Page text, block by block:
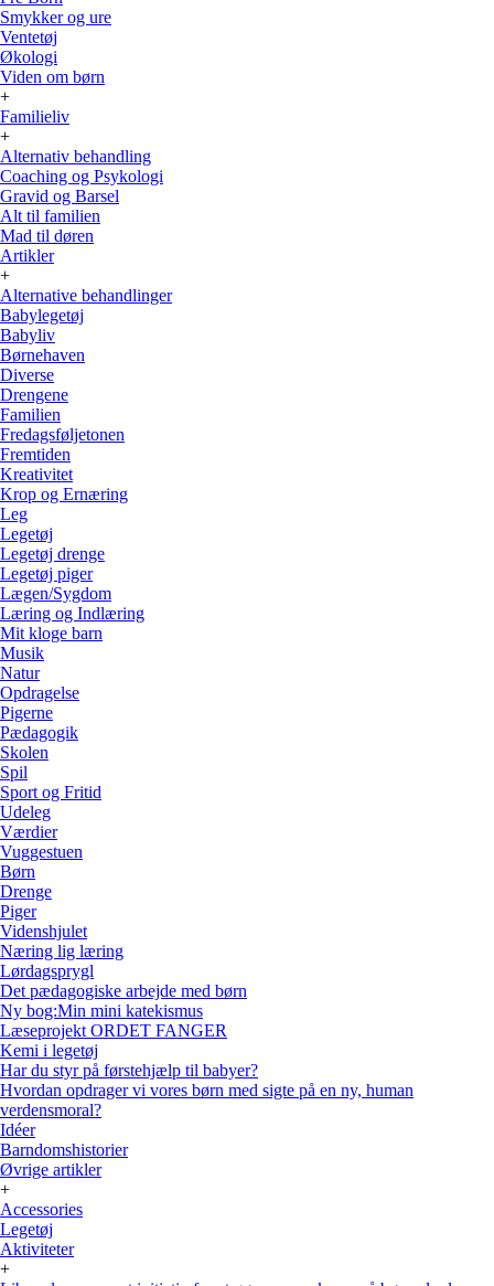
Smykker og ure
Ventetøj
Økologi
Viden om børn
+
Familieliv
+
Alternativ behandling
Coaching og Psykologi
Gravid og Barsel
Alt til familien
Mad til døren
Artikler
+
Alternative behandlinger
Babylegetøj
Babyliv
Børnehaven
Diverse
Drengene
Familien
Fredagsføljetonen
Fremtiden
Kreativitet
Krop og Ernæring
Leg
Legetøj
Legetøj drenge
Legetøj piger
Lægen/Sygdom
Læring og Indlæring
Mit kloge barn
Musik
Natur
Opdragelse
Pigerne
Pædagogik
Skolen
Spil
Sport og Fritid
Udeleg
Værdier
Vuggestuen
Børn
Drenge
Piger
Videnshjulet
Næring lig læring
Lørdagsprygl
Det pædagogiske arbejde med børn
Ny bog:Min mini katekismus
Læseprojekt ORDET FANGER
Kemi i legetøj
Har du styr på førstehjælp til babyer?
Hvordan opdrager vi vores børn med sigte på en ny, human
verdensmoral?
Idéer
Barndomshistorier
Øvrige artikler
+
Accessories
Legetøj
Aktiviteter
+